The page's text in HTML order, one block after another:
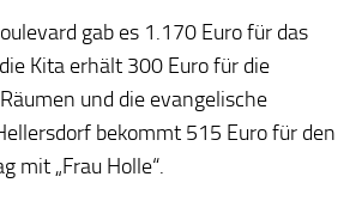
gab es 1.170 Euro für das
Kita erhält 300 Euro für die
und die evangelische
bekommt 515 Euro für den
mit „Frau Holle“.